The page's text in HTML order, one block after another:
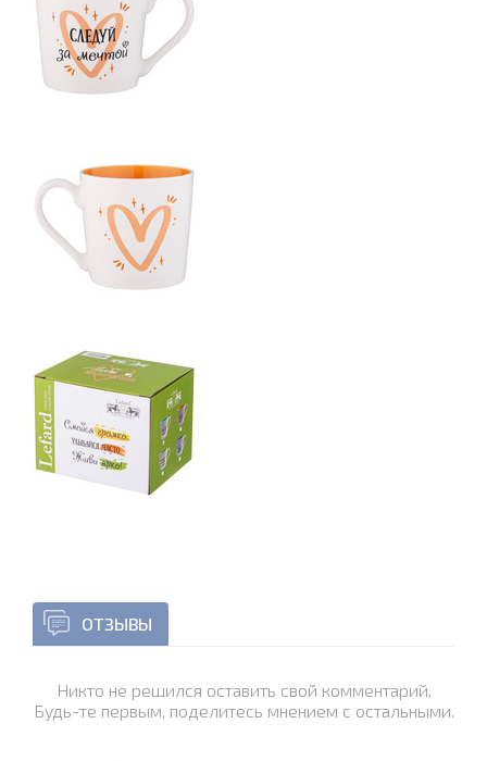
ОТЗЫВЫ
Никто не решился оставить свой комментарий.
Будь-те первым, поделитесь мнением с остальными.